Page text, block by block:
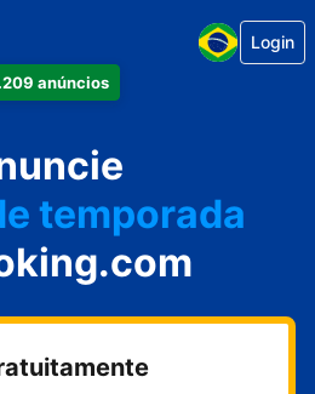
anúncios
Login
hotel
temporada
casa